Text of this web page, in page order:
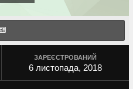
ЗАРЕЄСТРОВАНИЙ
6 листопада, 2018